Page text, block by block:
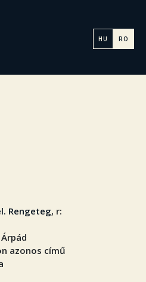
HU RO
Rengeteg, r:
azonos című